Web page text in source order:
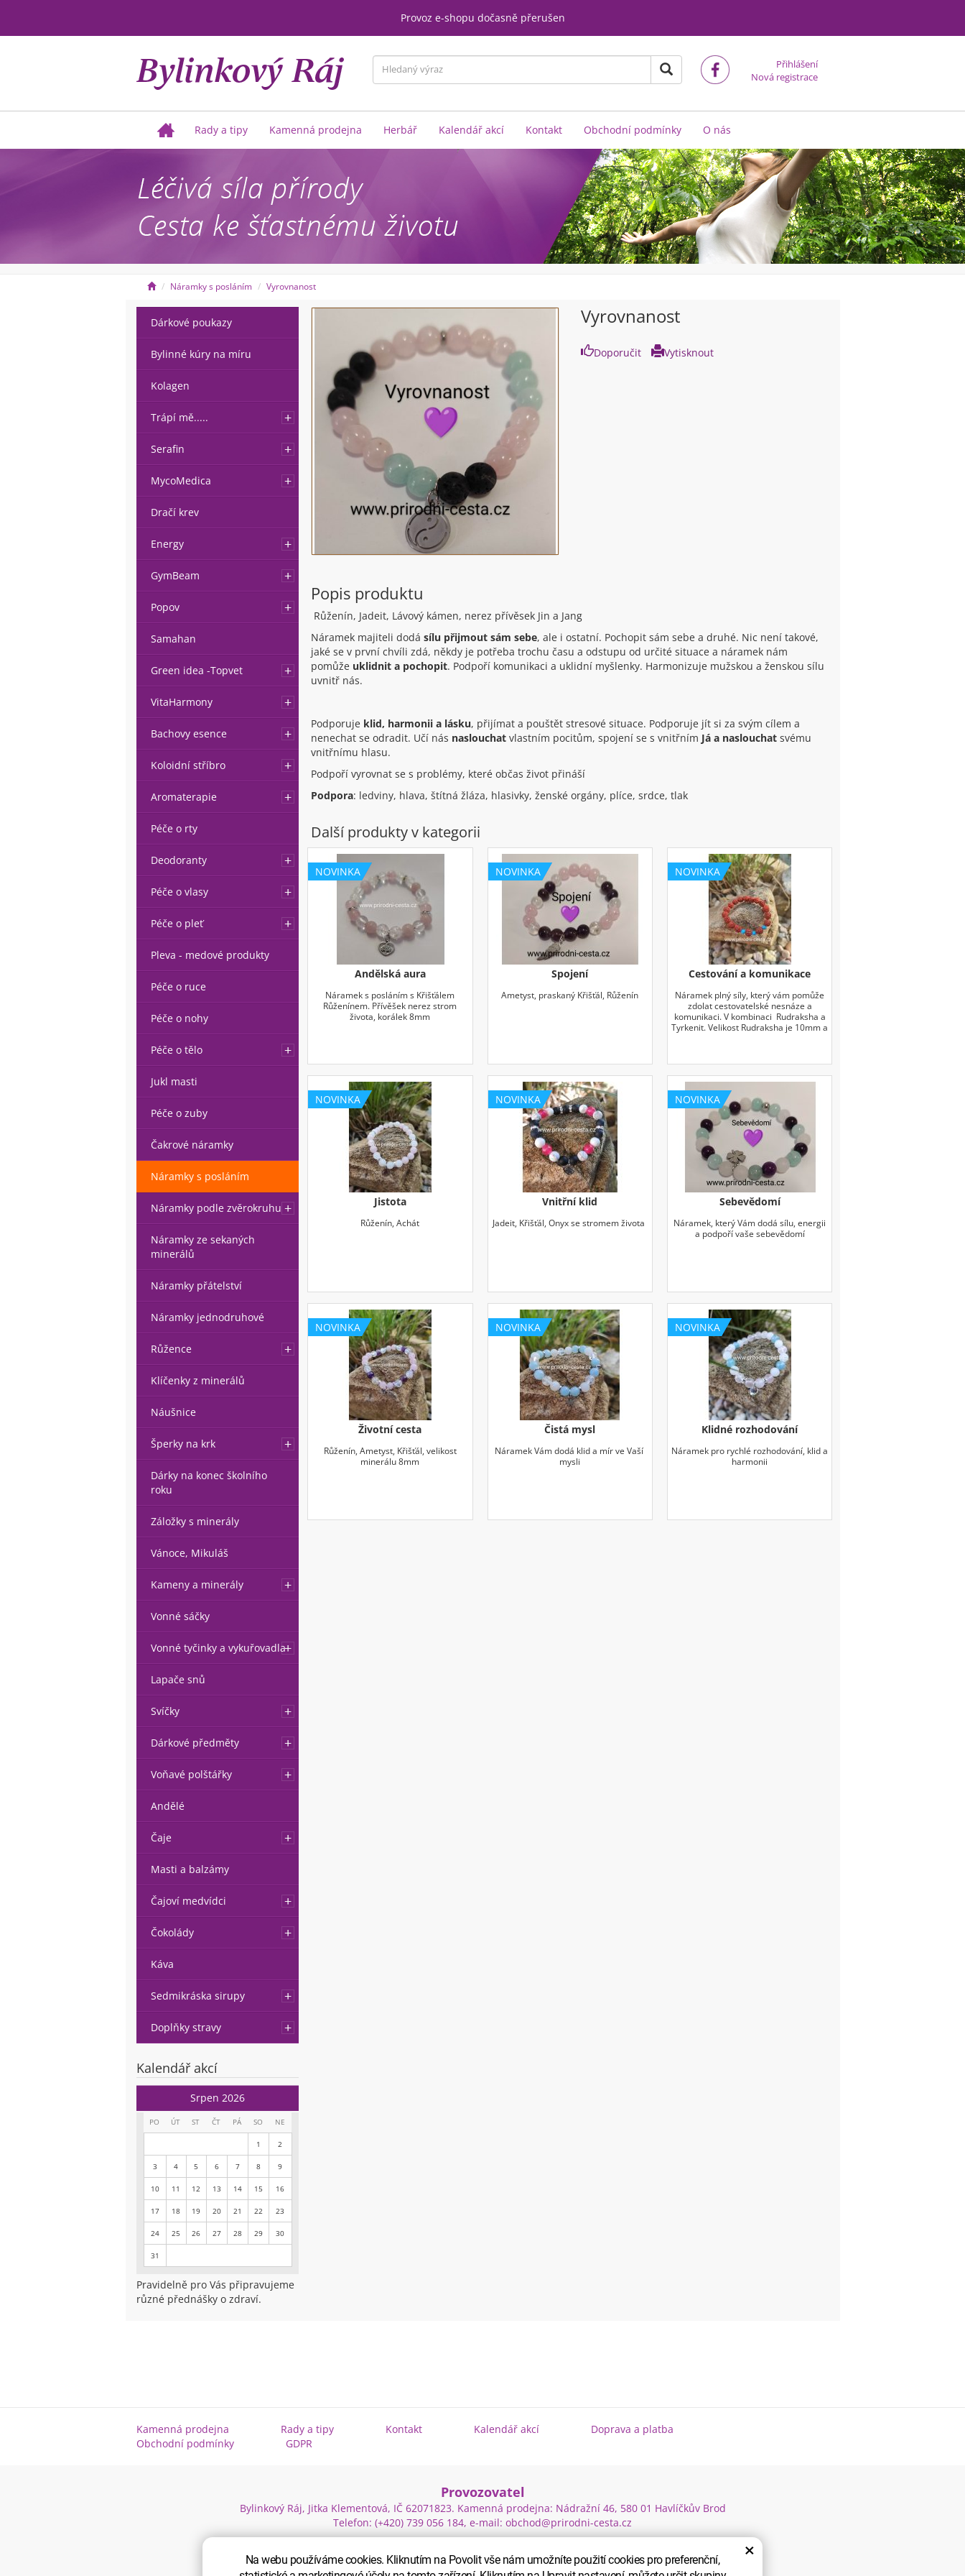
Na webu používáme cookies. Kliknutím na Povolit vše nám umožníte použití cookies pro preferenční,
×
Provoz e-shopu dočasně přerušen
Přihlášení
Nová registrace
Rady a tipy Kamenná prodejna Herbář Kalendář akcí Kontakt Obchodní podmínky O nás
Náramky s posláním Vyrovnanost
Vyrovnanost
Doporučit Vytisknout
Popis produktu
Růženín, Jadeit, Lávový kámen, nerez přívěsek Jin a Jang
Náramek majiteli dodá sílu přijmout sám sebe, ale i ostatní. Pochopit sám sebe a druhé. Nic není takové,
jaké se v první chvíli zdá, někdy je potřeba trochu času a odstupu od určité situace a náramek nám
pomůže uklidnit a pochopit. Podpoří komunikaci a uklidní myšlenky. Harmonizuje mužskou a ženskou sílu
uvnitř nás.
Podporuje klid, harmonii a lásku, přijímat a pouštět stresové situace. Podporuje jít si za svým cílem a
nenechat se odradit. Učí nás naslouchat vlastním pocitům, spojení se s vnitřním Já a naslouchat svému
vnitřnímu hlasu.
Podpoří vyrovnat se s problémy, které občas život přináší
Podpora: ledviny, hlava, štítná žláza, hlasivky, ženské orgány, plíce, srdce, tlak
Další produkty v kategorii
Andělská aura
Náramek s posláním s Křišťálem
Růženínem. Přívěšek nerez strom
života, korálek 8mm
NOVINKA
Spojení
Ametyst, praskaný Křišťál, Růženín
NOVINKA
Cestování a komunikace
Náramek plný síly, který vám pomůže
zdolat cestovatelské nesnáze a
komunikaci. V kombinaci Rudraksha a
Tyrkenit. Velikost Rudraksha je 10mm a
NOVINKA
Jistota
Růženín, Achát
NOVINKA
Vnitřní klid
Jadeit, Křišťál, Onyx se stromem života
NOVINKA
Sebevědomí
Náramek, který Vám dodá sílu, energii
a podpoří vaše sebevědomí
NOVINKA
Životní cesta
Růženín, Ametyst, Křišťál, velikost
minerálu 8mm
NOVINKA
Čistá mysl
Náramek Vám dodá klid a mír ve Vaší
mysli
NOVINKA
Klidné rozhodování
Náramek pro rychlé rozhodování, klid a
harmonii
NOVINKA
Dárkové poukazy
Bylinné kúry na míru
Kolagen
Trápí mě.....
Serafin
MycoMedica
Dračí krev
Energy
GymBeam
Popov
Samahan
Green idea -Topvet
VitaHarmony
Bachovy esence
Koloidní stříbro
Aromaterapie
Péče o rty
Deodoranty
Péče o vlasy
Péče o pleť
Pleva - medové produkty
Péče o ruce
Péče o nohy
Péče o tělo
Jukl masti
Péče o zuby
Čakrové náramky
Náramky s posláním
Náramky podle zvěrokruhu
Náramky ze sekaných
minerálů
Náramky přátelství
Náramky jednodruhové
Růžence
Klíčenky z minerálů
Náušnice
Šperky na krk
Dárky na konec školního
roku
Záložky s minerály
Vánoce, Mikuláš
Kameny a minerály
Vonné sáčky
Vonné tyčinky a vykuřovadla
Lapače snů
Svíčky
Dárkové předměty
Voňavé polštářky
Andělé
Čaje
Masti a balzámy
Čajoví medvídci
Čokolády
Káva
Sedmikráska sirupy
Doplňky stravy
Kalendář akcí
Srpen 2026
PO ÚT ST ČT PÁ SO NE
1 2
3 4 5 6 7 8 9
10 11 12 13 14 15 16
17 18 19 20 21 22 23
24 25 26 27 28 29 30
31
Pravidelně pro Vás připravujeme
různé přednášky o zdraví.
Kamenná prodejna Rady a tipy Kontakt Kalendář akcí
Doprava a platba
Obchodní podmínky
GDPR
Provozovatel
Bylinkový Ráj, Jitka Klementová, IČ 62071823. Kamenná prodejna: Nádražní 46, 580 01 Havlíčkův Brod
Telefon: (+420) 739 056 184, e-mail: obchod@prirodni-cesta.cz